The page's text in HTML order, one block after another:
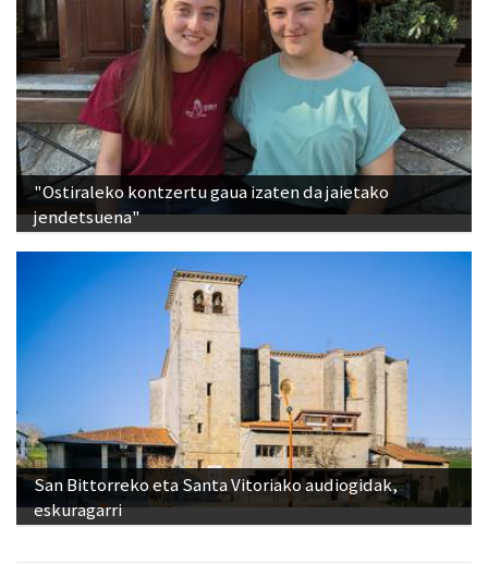
"Ostiraleko kontzertu gaua izaten da jaietako
jendetsuena"
San Bittorreko eta Santa Vitoriako audiogidak,
eskuragarri